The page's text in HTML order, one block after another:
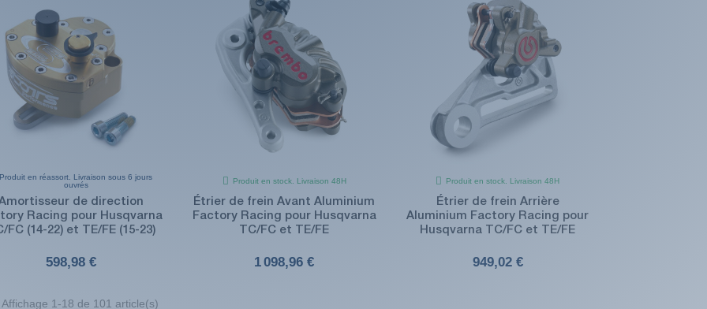
(1 avis)
Produit en réassort. Livraison sous 6 jours
ouvrés
de direction
Racing pour Husqvarna
FC (14-22) et TE/FE (15-23)
598,98 €
Produit en stock. Livraison 48H
Étrier de frein Avant Aluminium
Factory Racing pour Husqvarna
TC/FC et TE/FE
1 098,96 €
Produit en stock. Livraison 48H
Étrier de frein Arrière
Aluminium Factory Racing pour
Husqvarna TC/FC et TE/FE
949,02 €
Affichage 1-18 de 101 article(s)